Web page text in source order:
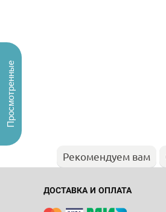
Рекомендуем вам
ДОСТАВКА И ОПЛАТА
Просмотренные